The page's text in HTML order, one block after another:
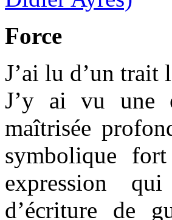
Force
J’ai lu d’un trait
J’y ai vu une
maîtrisée
symbolique
expression
d’écriture de